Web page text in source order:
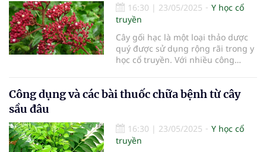
chúng ta sẽ tìm hiểu chi tiết về
công dụng và các bài thuốc chữa
bệnh từ cây huyết dụ.
16:30 | 23/05/2025
Y học cổ
truyền
Cây gối hạc là một loại thảo dược
quý được sử dụng rộng rãi trong y
học cổ truyền. Với nhiều công
người biết đến và áp dụng trong
tiết về công dụng và các bài thuốc
chữa bệnh từ cây gối hạc.
Công dụng và các bài thuốc chữa bệnh từ cây
sầu đâu
16:30 | 23/05/2025
Y học cổ
truyền